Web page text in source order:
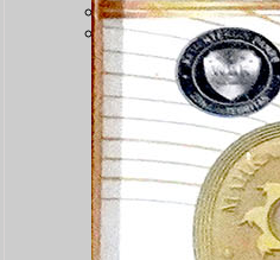
Survey Pelayanan
Transparansi
Persyaratan Usulan
Persyaratan
Persyaratan
Persyaratan
Persyaratan
Persyaratan
Persyaratan
Surat
Persyaratan